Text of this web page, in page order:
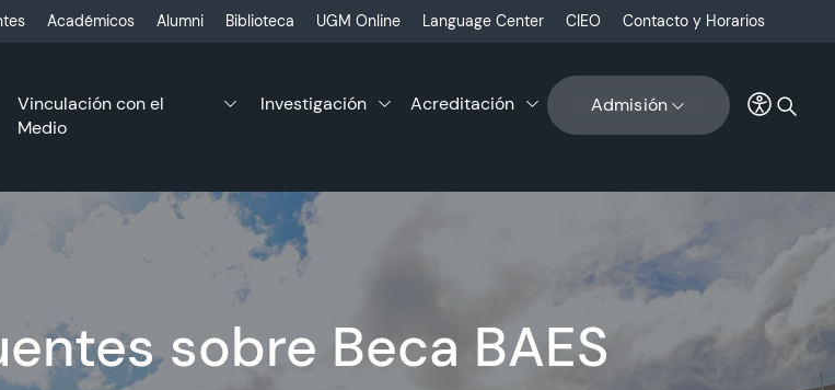
Académicos Alumni Biblioteca UGM Online Language Center CIEO Contacto y Horarios
Vinculación con el
Medio
Investigación Acreditación Admisión
sobre Beca BAES